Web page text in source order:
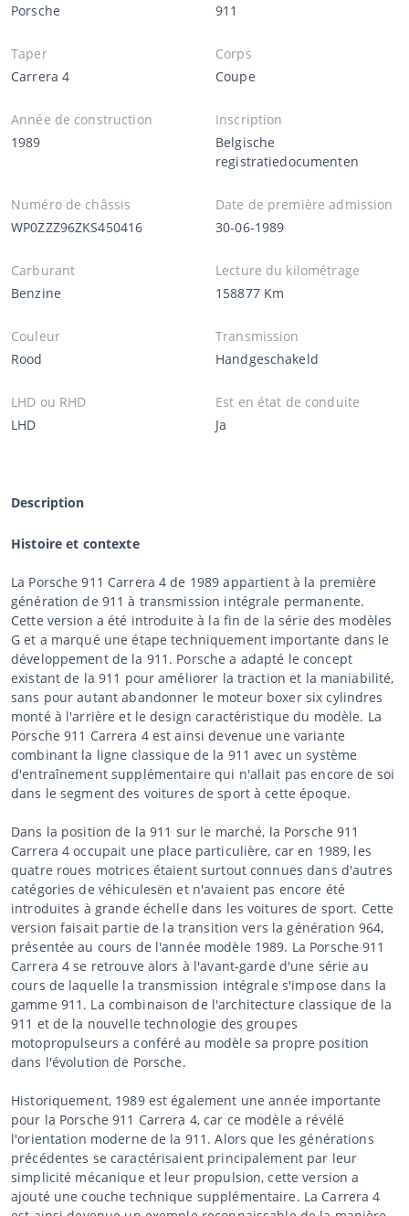
Porsche
911
Taper
Carrera 4
Corps
Coupe
Année de construction
1989
Inscription
Belgische
registratiedocumenten
Numéro de châssis
WP0ZZZ96ZKS450416
Date de première admission
30-06-1989
Carburant
Benzine
Lecture du kilométrage
158877 Km
Couleur
Rood
Transmission
Handgeschakeld
LHD ou RHD
LHD
Est en état de conduite
Ja
Description
Histoire et contexte
La Porsche 911 Carrera 4 de 1989 appartient à la première
génération de 911 à transmission intégrale permanente.
Cette version a été introduite à la fin de la série des modèles
G et a marqué une étape techniquement importante dans le
développement de la 911. Porsche a adapté le concept
existant de la 911 pour améliorer la traction et la maniabilité,
sans pour autant abandonner le moteur boxer six cylindres
monté à l'arrière et le design caractéristique du modèle. La
Porsche 911 Carrera 4 est ainsi devenue une variante
combinant la ligne classique de la 911 avec un système
d'entraînement supplémentaire qui n'allait pas encore de soi
dans le segment des voitures de sport à cette époque.
Dans la position de la 911 sur le marché, la Porsche 911
Carrera 4 occupait une place particulière, car en 1989, les
quatre roues motrices étaient surtout connues dans d'autres
catégories de véhiculesën et n'avaient pas encore été
introduites à grande échelle dans les voitures de sport. Cette
version faisait partie de la transition vers la génération 964,
présentée au cours de l'année modèle 1989. La Porsche 911
Carrera 4 se retrouve alors à l'avant-garde d'une série au
cours de laquelle la transmission intégrale s'impose dans la
gamme 911. La combinaison de l'architecture classique de la
911 et de la nouvelle technologie des groupes
motopropulseurs a conféré au modèle sa propre position
dans l'évolution de Porsche.
Historiquement, 1989 est également une année importante
pour la Porsche 911 Carrera 4, car ce modèle a révélé
l'orientation moderne de la 911. Alors que les générations
précédentes se caractérisaient principalement par leur
simplicité mécanique et leur propulsion, cette version a
ajouté une couche technique supplémentaire. La Carrera 4